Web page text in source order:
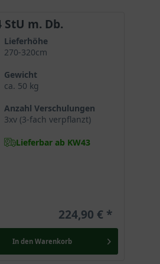
zeitweise Überflutung.
die Platane zu einem
zu minus 23 Grad Celsius
m. Db.
Lieferhöhe
270-320cm
Gewicht
ca. 50 kg
Anzahl Verschulungen
3xv (3-fach verpflanzt)
Lieferbar ab KW43
224,90 €
In den Warenkorb